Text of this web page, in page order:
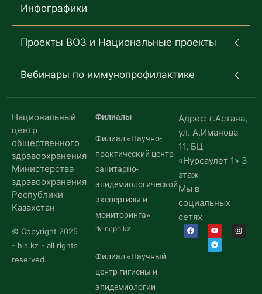
Инфографики
Проекты ВОЗ и Национальные проекты
Вебинары по иммунопрофилактике
Национальный
центр
общественного
здравоохранения
Министерства
здравоохранения
Республики
Казахстан
© Copyright 2025
- hls.kz - all rights
reserved.
Филиалы
Филиал «Научно-
практический центр
санитарно-
эпидемиологической
экспертизы и
мониторинга»
rk-ncph.kz
Филиал «Научный
центр гигиены и
эпидемиологии
Адрес: г.Астана,
ул. А.Иманова
11, БЦ
«Нурсаулет 1» 3
этаж
Мы в
социальных
сетях